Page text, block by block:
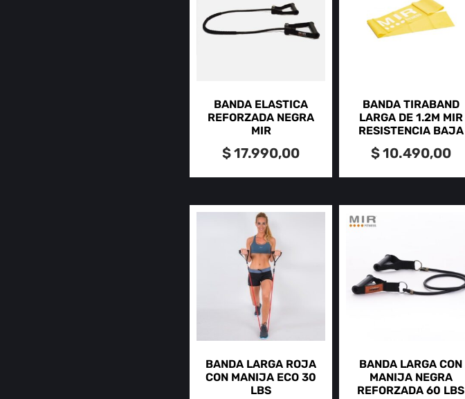
BANDA ELASTICA
REFORZADA NEGRA
MIR
$17.990,00
BANDA TIRABAND
LARGA DE 1.2M MIR
RESISTENCIA BAJA
$10.490,00
BANDA LARGA ROJA
CON MANIJA ECO 30
LBS
BANDA LARGA CON
MANIJA NEGRA
REFORZADA 60 LBS